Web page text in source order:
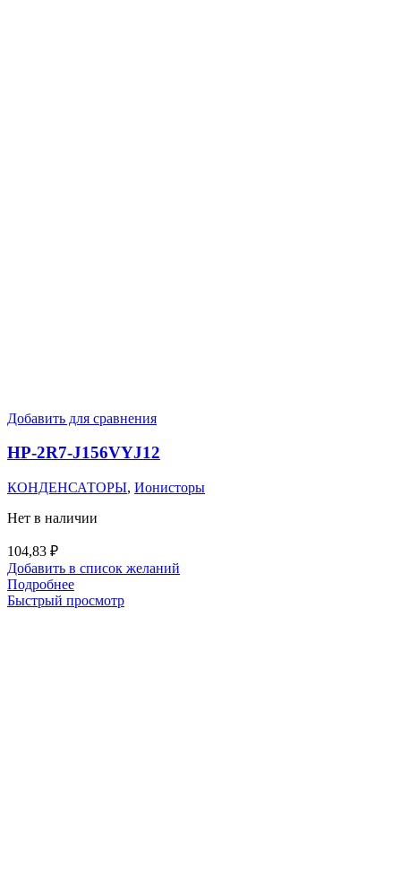
Добавить для сравнения
HP-2R7-J156VYJ12
КОНДЕНСАТОРЫ, Ионисторы
Нет в наличии
104,83 ₽
Добавить в список желаний
Подробнее
Быстрый просмотр